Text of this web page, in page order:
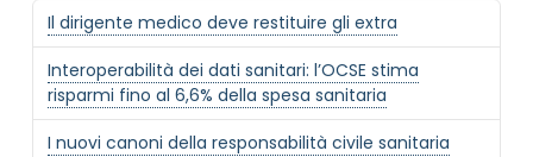
Il dirigente medico deve restituire gli extra
Interoperabilità dei dati sanitari: l’OCSE stima
risparmi fino al 6,6% della spesa sanitaria
I nuovi canoni della responsabilità civile sanitaria